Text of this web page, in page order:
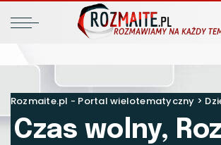
Rozmaite.pl - Portal wielotematyczny >
Czas wolny,